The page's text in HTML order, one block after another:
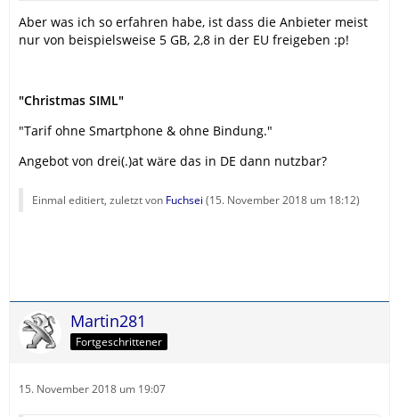
Aber was ich so erfahren habe, ist dass die Anbieter meist
nur von beispielsweise 5 GB, 2,8 in der EU freigeben :p!
"Christmas SIML"
"Tarif ohne Smartphone & ohne Bindung."
Angebot von drei(.)at wäre das in DE dann nutzbar?
Einmal editiert, zuletzt von Fuchsei (15. November 2018 um 18:12)
Martin281
Fortgeschrittener
15. November 2018 um 19:07